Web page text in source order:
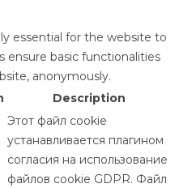
essential for the website to
ensure basic functionalities
anonymously.
Description
Этот файл cookie
устанавливается плагином
согласия на использование
файлов cookie GDPR. Файл